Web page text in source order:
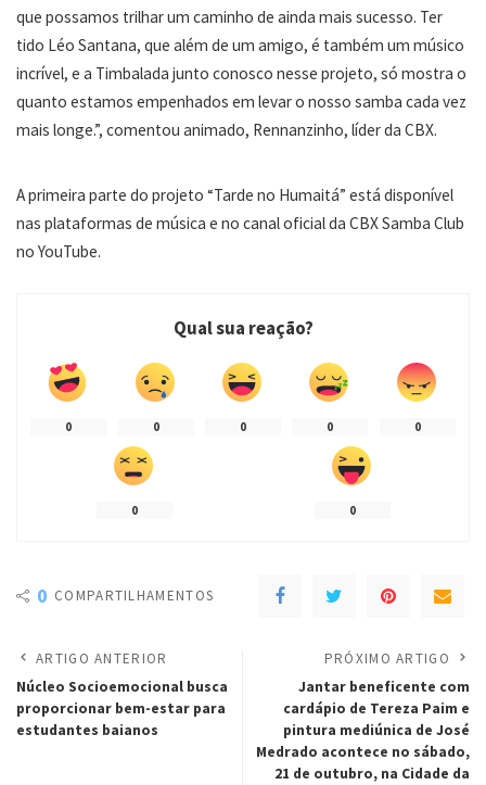
que possamos trilhar um caminho de ainda mais sucesso. Ter
tido Léo Santana, que além de um amigo, é também um músico
incrível, e a Timbalada junto conosco nesse projeto, só mostra o
quanto estamos empenhados em levar o nosso samba cada vez
mais longe.”, comentou animado, Rennanzinho, líder da CBX.
A primeira parte do projeto “Tarde no Humaitá” está disponível
nas plataformas de música e no canal oficial da CBX Samba Club
no YouTube.
Qual sua reação?
0 0 0 0 0
0 0
0 COMPARTILHAMENTOS
ARTIGO ANTERIOR
Núcleo Socioemocional busca
proporcionar bem-estar para
estudantes baianos
PRÓXIMO ARTIGO
Jantar beneficente com
cardápio de Tereza Paim e
pintura mediúnica de José
Medrado acontece no sábado,
21 de outubro, na Cidade da